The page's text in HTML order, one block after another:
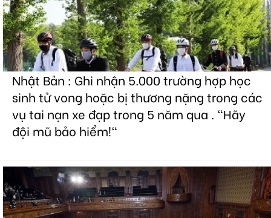
Nhật Bản : Ghi nhận 5.000 trường hợp học
sinh tử vong hoặc bị thương nặng trong các
vụ tai nạn xe đạp trong 5 năm qua . "Hãy
đội mũ bảo hiểm!"